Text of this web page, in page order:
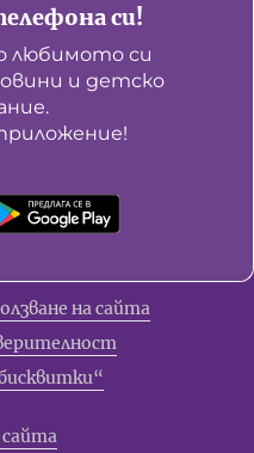
си!
любимото си
и детско
на сайта